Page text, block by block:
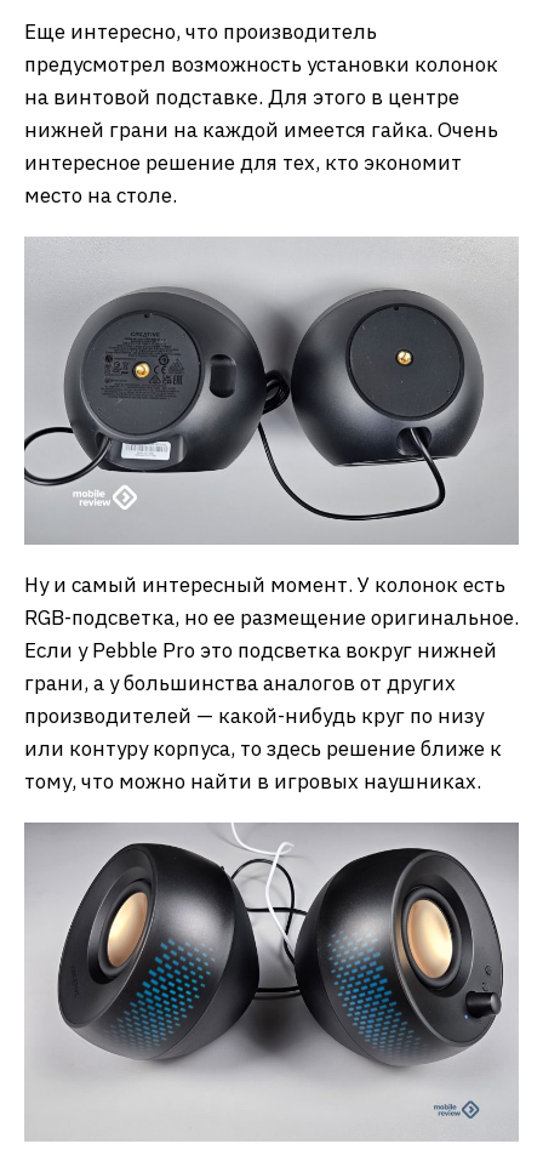
Еще интересно, что производитель
предусмотрел возможность установки колонок
на винтовой подставке. Для этого в центре
нижней грани на каждой имеется гайка. Очень
интересное решение для тех, кто экономит
место на столе.
Ну и самый интересный момент. У колонок есть
RGB-подсветка, но ее размещение оригинальное.
Если у Pebble Pro это подсветка вокруг нижней
грани, а у большинства аналогов от других
производителей — какой-нибудь круг по низу
или контуру корпуса, то здесь решение ближе к
тому, что можно найти в игровых наушниках.